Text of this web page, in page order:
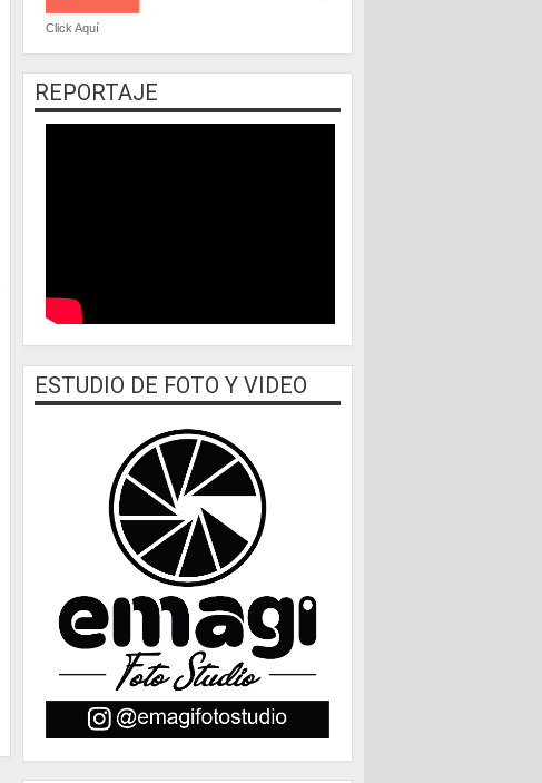
Click Aquí
REPORTAJE
ESTUDIO DE FOTO Y VIDEO